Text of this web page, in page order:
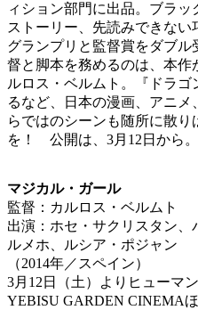
ィション部門に出品。ブラ
ストーリー、先読みできな
グランプリと監督賞をダブ
督と脚本を務めるのは、本作
ルロス・ベルムト。『ドラ
るなど、日本の漫画、アニ
らではのシーンも随所に散り
を！ 公開は、3月12日から。
マジカル・ガール
監督：カルロス・ベルムト
出演：ホセ・サクリスタン
ルメホ、ルシア・ポジャン
（2014年／スペイン）
3月12日（土）よりヒューマ
YEBISU GARDEN CINEMA